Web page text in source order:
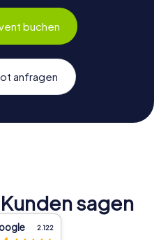
buchen
anfragen
sagen
2.122